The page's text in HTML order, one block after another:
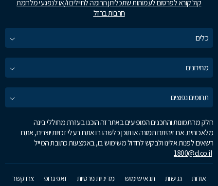
קול קורא לפרסום לעמותות שתכליתן תרומה לחיילים ו/או לנפגעי מלחמת
חרבות ברזל
כלים
מחירונים
תחומים נפוצים
חלק מהתמונות והתכנים המופיעים באתר זה הוכנו בעזרת מחוללי בינה
מלאכותית. אם זיהיתם תמונה או תוכן כלשהו בו אתם בעלי זכויות יוצרים, אתם
רשאים לפנות אלינו ולבקש לחדול משימוש בו, באמצעות כתובת המייל
1800@d.co.il
אודות נגישות תנאי שימוש מדיניות פרטיות זאפ גרופ צרו קשר